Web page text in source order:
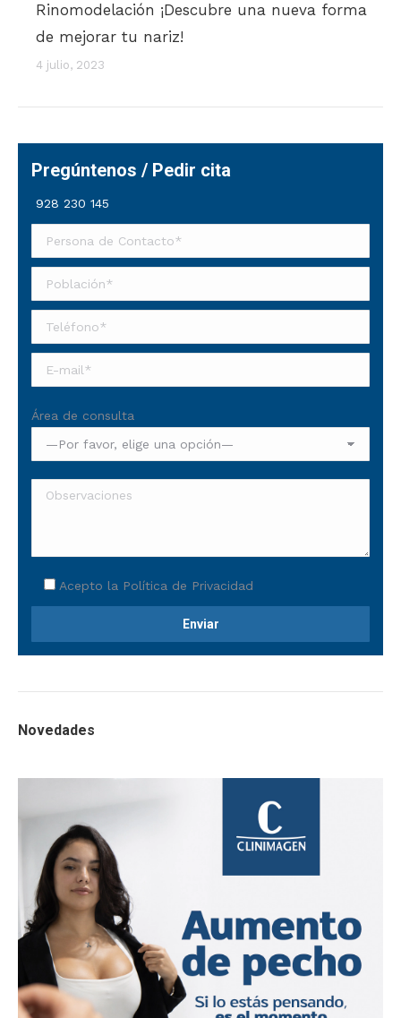
Rinomodelación ¡Descubre una nueva forma
de mejorar tu nariz!
4 julio, 2023
Pregúntenos / Pedir cita
928 230 145
Área de consulta
Acepto la Política de Privacidad
Novedades